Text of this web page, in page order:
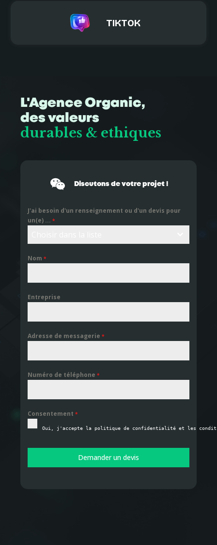
TIKTOK
L'Agence Organic,
des valeurs
durables & ethiques
Discutons de votre projet !
J'ai besoin d'un renseignement ou d'un devis pour
un(e) ...*
Nom*
Entreprise
Adresse de messagerie*
Numéro de téléphone*
Consentement*
Oui, j'accepte la politique de confidentialité et les
Demander un devis